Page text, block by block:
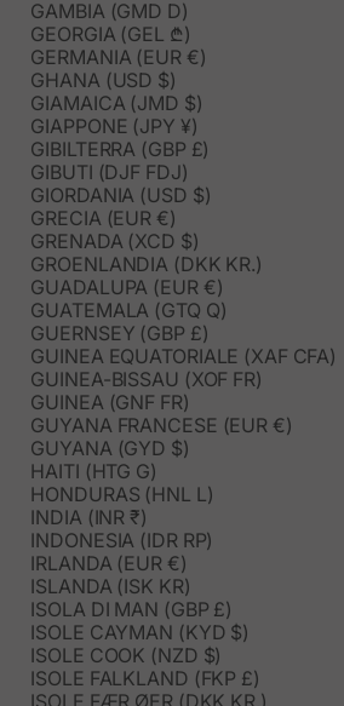
GAMBIA (GMD D)
GEORGIA (GEL ₾)
GERMANIA (EUR €)
GHANA (USD $)
GIAMAICA (JMD $)
GIAPPONE (JPY ¥)
GIBILTERRA (GBP £)
GIBUTI (DJF FDJ)
GIORDANIA (USD $)
GRECIA (EUR €)
GRENADA (XCD $)
GROENLANDIA (DKK KR.)
GUADALUPA (EUR €)
GUATEMALA (GTQ Q)
GUERNSEY (GBP £)
GUINEA EQUATORIALE (XAF CFA)
GUINEA-BISSAU (XOF FR)
GUINEA (GNF FR)
GUYANA FRANCESE (EUR €)
GUYANA (GYD $)
HAITI (HTG G)
HONDURAS (HNL L)
INDIA (INR ₹)
INDONESIA (IDR RP)
IRLANDA (EUR €)
ISLANDA (ISK KR)
ISOLA DI MAN (GBP £)
ISOLE CAYMAN (KYD $)
ISOLE COOK (NZD $)
ISOLE FALKLAND (FKP £)
ISOLE FÆR ØER (DKK KR.)